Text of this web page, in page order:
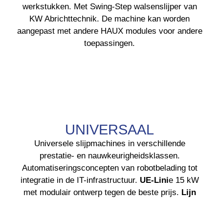
werkstukken. Met Swing-Step walsenslijper van
KW Abrichttechnik. De machine kan worden
aangepast met andere HAUX modules voor andere
toepassingen.
UNIVERSAAL
Universele slijpmachines in verschillende
prestatie- en nauwkeurigheidsklassen.
Automatiseringsconcepten van robotbelading tot
integratie in de IT-infrastructuur. UE-Linie 15 kW
met modulair ontwerp tegen de beste prijs. Lijn